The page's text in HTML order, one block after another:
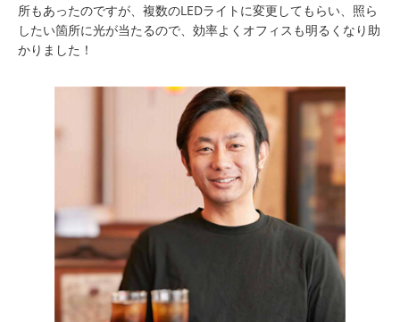
所もあったのですが、複数のLEDライトに変更してもらい、照ら
したい箇所に光が当たるので、効率よくオフィスも明るくなり助
かりました！